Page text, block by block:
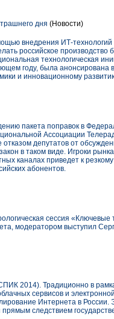
дня (Новости)
внедрения ИТ-технологий
российское производство
технологическая
году, была анонсирована
и инновационному
пакета поправок в
Ассоциации
депутатов от
в таком виде. Игроки рынка
каналах приведет к
абонентов.
сессия «Ключевые
модератором выступил
2014). Традиционно в
сервисов и
Интернета в
следствием